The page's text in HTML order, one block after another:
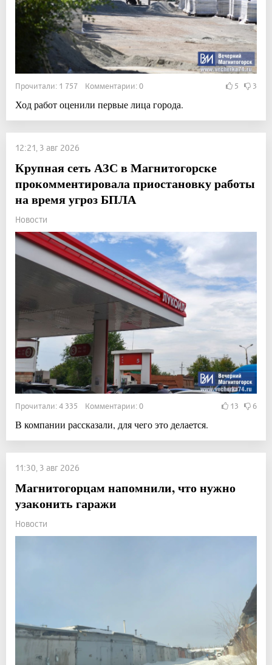
Прочитали: 1 757 Комментарии: 0 5 3
Ход работ оценили первые лица города.
12:21, 3 авг 2026
Крупная сеть АЗС в Магнитогорске
прокомментировала приостановку работы
на время угроз БПЛА
Новости
Прочитали: 4 335 Комментарии: 0 13 6
В компании рассказали, для чего это делается.
11:30, 3 авг 2026
Магнитогорцам напомнили, что нужно
узаконить гаражи
Новости